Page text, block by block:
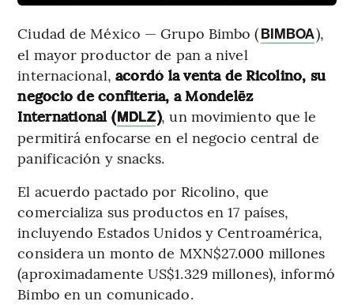
Ciudad de México — Grupo Bimbo (BIMBOA),
el mayor productor de pan a nivel
internacional, acordó la venta de Ricolino, su
negocio de confitería, a Mondelēz
International (MDLZ), un movimiento que le
permitirá enfocarse en el negocio central de
panificación y snacks.
El acuerdo pactado por Ricolino, que
comercializa sus productos en 17 países,
incluyendo Estados Unidos y Centroamérica,
considera un monto de MXN$27.000 millones
(aproximadamente US$1.329 millones), informó
Bimbo en un comunicado.